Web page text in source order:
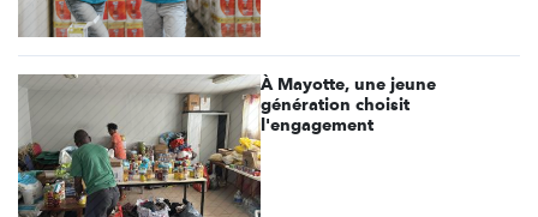
À Mayotte, une jeune
génération choisit
l'engagement